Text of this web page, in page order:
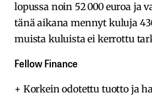
lopussa noin 52 000 euroa ja
tänä aikana mennyt kuluja
muista kuluista ei kerrottu
Fellow Finance
+ Korkein odotettu tuotto ja